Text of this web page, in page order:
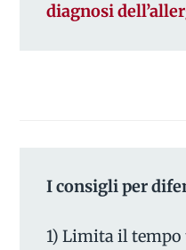
diagnosi
I consigli per
1) Limita il